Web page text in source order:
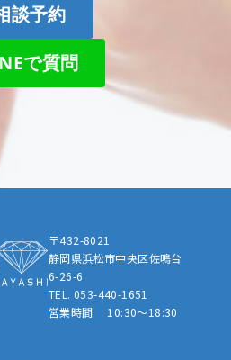
談予約
で質問
〒432-8021
静岡県浜松市中央区佐鳴台
6-26-6
TEL. 053-440-1651
営業時間 10:30～18:30